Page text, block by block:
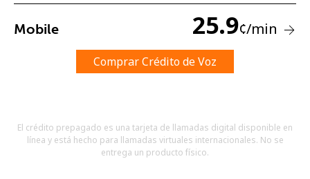
Una letra mayúscula y una minúscula
Un caracter especial
Mobile 25.9¢/min
Comprar Crédito de Voz
El crédito prepagado es una tarjeta de llamadas digital disponible en
línea y está hecho para llamadas virtuales internacionales. No se
entrega un producto físico.